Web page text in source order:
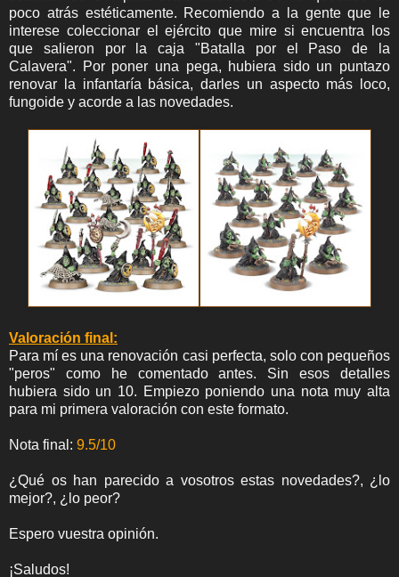
poco atrás estéticamente. Recomiendo a la gente que le
interese coleccionar el ejército que mire si encuentra los
que salieron por la caja "Batalla por el Paso de la
Calavera". Por poner una pega, hubiera sido un puntazo
renovar la infantaría básica, darles un aspecto más loco,
fungoide y acorde a las novedades.
Valoración final:
Para mí es una renovación casi perfecta, solo con pequeños
"peros" como he comentado antes. Sin esos detalles
hubiera sido un 10. Empiezo poniendo una nota muy alta
para mi primera valoración con este formato.
Nota final: 9.5/10
¿Qué os han parecido a vosotros estas novedades?, ¿lo
mejor?, ¿lo peor?
Espero vuestra opinión.
¡Saludos!